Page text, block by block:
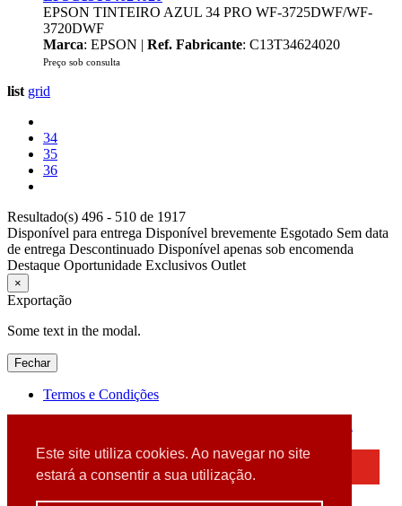
Este site utiliza cookies. Ao navegar no site
estará a consentir a sua utilização.
EPSON TINTEIRO AZUL 34 PRO WF-3725DWF/WF-
3720DWF
Marca: EPSON | Ref. Fabricante: C13T34624020
Preço sob consulta
list grid
34
35
36
Resultado(s) 496 - 510 de 1917
Disponível para entrega Disponível brevemente Esgotado Sem data
de entrega Descontinuado Disponível apenas sob encomenda
Destaque Oportunidade Exclusivos Outlet
×
Exportação
Some text in the modal.
Fechar
Termos e Condições
Detectamos que está a usar um browser desatualizado